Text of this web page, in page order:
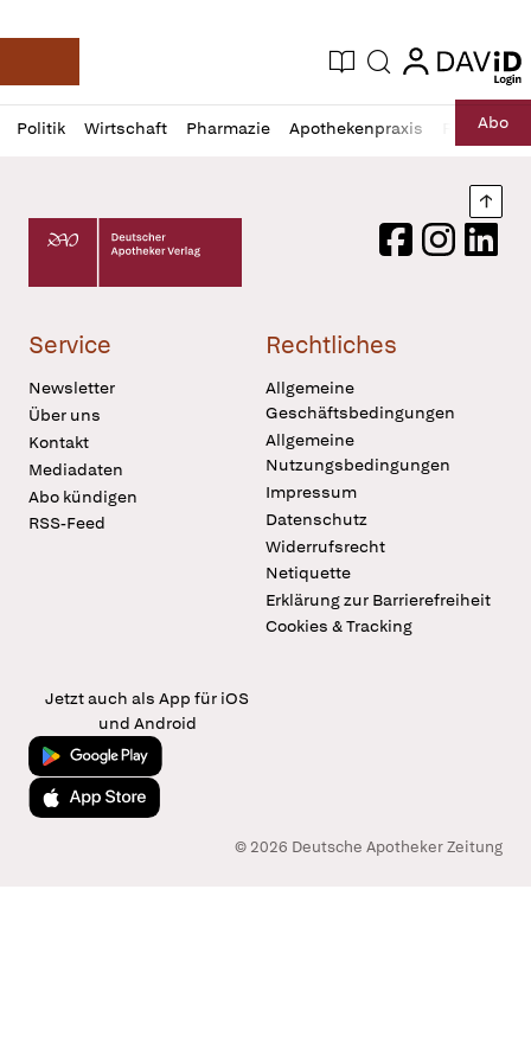
Deutsche Apotheker Zeitung
Aktuelle Ausgabe
Suche login
login
Politik Wirtschaft Pharmazie Apothekenpraxis RechtAbo
Profil
öffnen
Daz
Pur
Deutscher Apotheker Verlag Logo
FacebookInstagram
Service
Newsletter
Über uns
Kontakt
Mediadaten
Abo kündigen
RSS-Feed
Rechtliches
Allgemeine
Geschäftsbedingungen
Allgemeine
Nutzungsbedingungen
Impressum
Datenschutz
Widerrufsrecht
Netiquette
Erklärung zur Barrierefreiheit
Cookies & Tracking
Jetzt auch als App für iOS
und Android
Jetzt bei Google Play
Laden im App Store
© 2026 Deutsche Apotheker Zeitung